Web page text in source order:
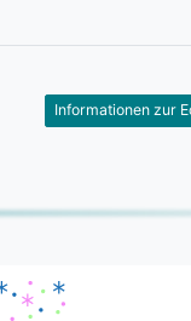
Informationen zur